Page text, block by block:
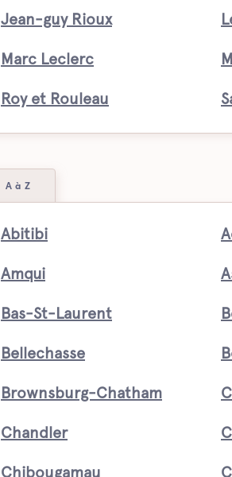
Jean-guy Rioux
Marc Leclerc
Roy et Rouleau
A à Z
Abitibi
Amqui
Bas-St-Laurent
Bellechasse
Brownsburg-Chatham
Chandler
Chibougamau